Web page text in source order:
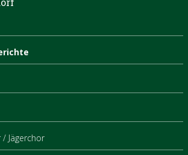
/ Jägerchor